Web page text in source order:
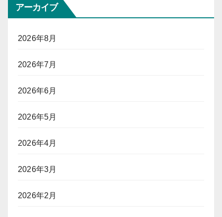
アーカイブ
2026年8月
2026年7月
2026年6月
2026年5月
2026年4月
2026年3月
2026年2月